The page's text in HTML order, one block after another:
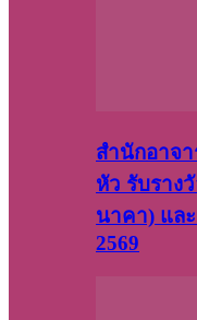
สำนักอาจา
หัว รับราง
นาคา) แล
2569